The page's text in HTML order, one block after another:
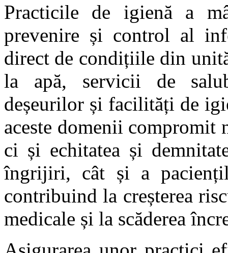
Practicile de igienă a
prevenire și control al
direct de condițiile din
la apă, servicii de
deșeurilor și facilități de
aceste domenii compromit
ci și echitatea și
îngrijiri, cât și a
contribuind la creșterea
medicale și la scăderea